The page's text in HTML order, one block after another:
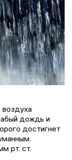
дождь и
достигнет
рт. ст.